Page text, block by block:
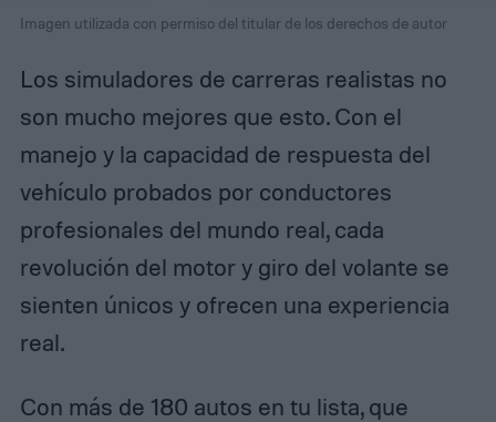
Imagen utilizada con permiso del titular de los derechos de autor
Los simuladores de carreras realistas no
son mucho mejores que esto. Con el
manejo y la capacidad de respuesta del
vehículo probados por conductores
profesionales del mundo real, cada
revolución del motor y giro del volante se
sienten únicos y ofrecen una experiencia
real.
Con más de 180 autos en tu lista, que